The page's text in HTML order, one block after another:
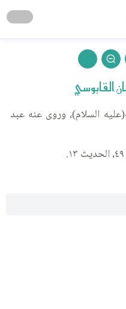
السلام)، وروى عنه عبد